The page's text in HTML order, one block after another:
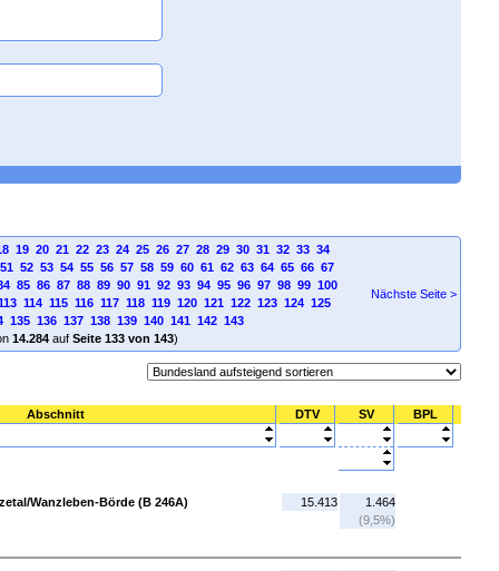
19 20 21 22 23 24 25 26 27 28 29 30 31 32 33 34
51 52 53 54 55 56 57 58 59 60 61 62 63 64 65 66 67
85 86 87 88 89 90 91 92 93 94 95 96 97 98 99 100
114 115 116 117 118 119 120 121 122 123 124 125
135 136 137 138 139 140 141 142 143
14.284auf Seite 133 von 143)
Nächste Seite >
Abschnitt DTV SV BPL
Wanzleben-Börde (B 246A)
15.413
1.464
(9,5%)